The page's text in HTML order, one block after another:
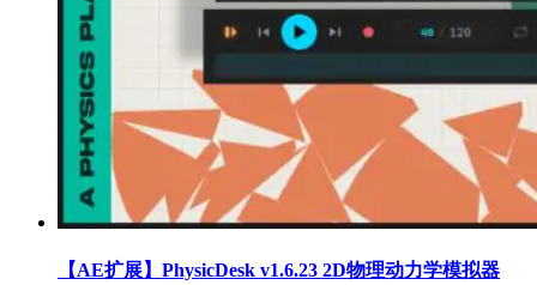
【AE扩展】PhysicDesk v1.6.23 2D物理动力学模拟器